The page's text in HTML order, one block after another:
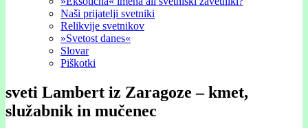
Naši prijatelji svetniki
Relikvije svetnikov
»Svetost danes«
Slovar
Piškotki
sveti Lambert iz Zaragoze – kmet,
služabnik in mučenec